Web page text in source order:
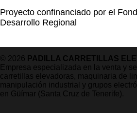
Proyecto confinanciado por el
Desarrollo Regional
© 2026 PADILLA CARRETILLAS
Empresa especializada en la venta y
carretillas elevadoras, maquinaria de
manipulación industrial y grupos
en Güímar (Santa Cruz de Tenerife).